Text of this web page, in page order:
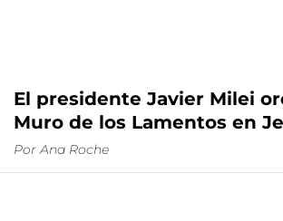
El presidente Javier Milei
Muro de los Lamentos en
Por Ana Roche